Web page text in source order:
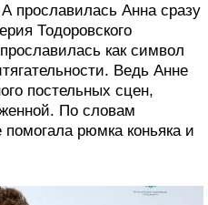
прославилась Анна сразу
Тодоровского
как символ
Ведь Анне
постельных сцен,
По словам
помогала рюмка коньяка и